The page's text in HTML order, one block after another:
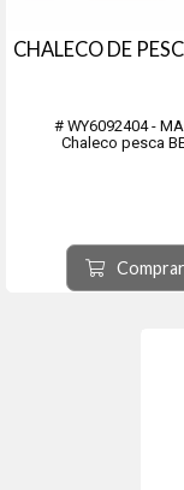
CHALECO DE
# WY6092404 -
Chaleco pesca
Comprar